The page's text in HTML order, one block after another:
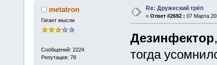
metatron
Гигант мысли
Сообщений: 2224
Репутация: 78
Re: Дружеский трёп
« Ответ #2692 : 07 Марта
Дезинфектор
тогда